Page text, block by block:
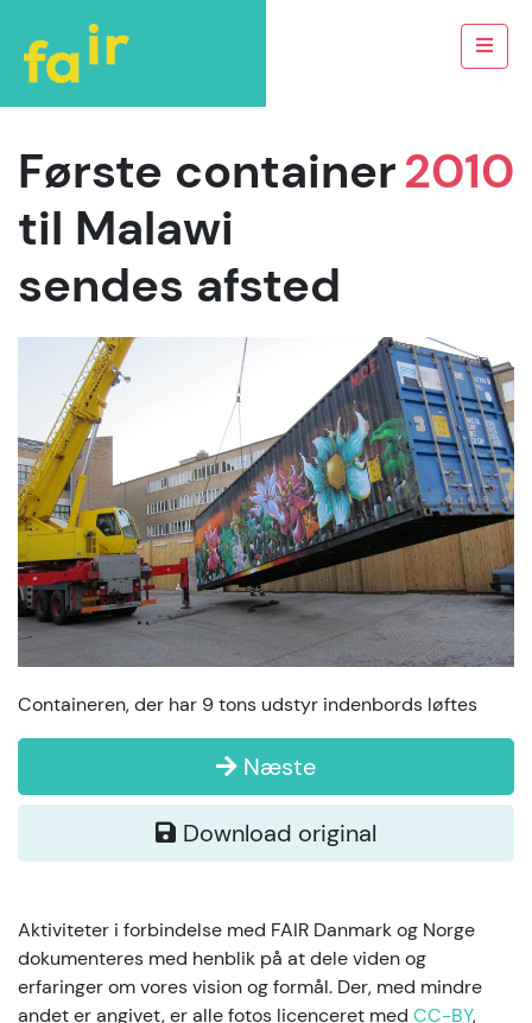
2010
Første container
til Malawi
sendes afsted
Containeren, der har 9 tons udstyr indenbords løftes
Næste
Download original
Aktiviteter i forbindelse med FAIR Danmark og Norge
dokumenteres med henblik på at dele viden og
erfaringer om vores vision og formål. Der, med mindre
andet er angivet, er alle fotos licenceret med CC-BY,